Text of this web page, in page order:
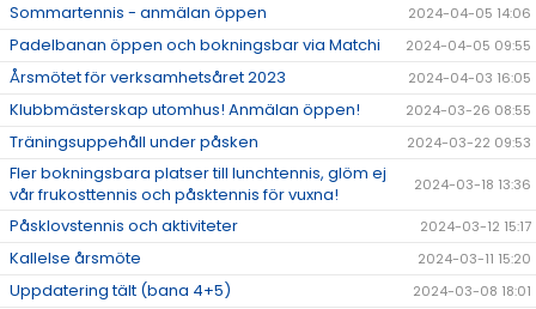
Sommartennis - anmälan öppen 2024-04-05 14:06
Padelbanan öppen och bokningsbar via Matchi 2024-04-05 09:55
Årsmötet för verksamhetsåret 2023 2024-04-03 16:05
Klubbmästerskap utomhus! Anmälan öppen! 2024-03-26 08:55
Träningsuppehåll under påsken 2024-03-22 09:53
Fler bokningsbara platser till lunchtennis, glöm ej
vår frukosttennis och påsktennis för vuxna!
2024-03-18 13:36
Påsklovstennis och aktiviteter 2024-03-12 15:17
Kallelse årsmöte 2024-03-11 15:20
Uppdatering tält (bana 4+5) 2024-03-08 18:01